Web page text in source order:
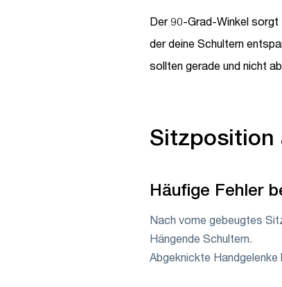
Der 90-Grad-Winkel sorgt
der deine Schultern
sollten gerade und nicht
Sitzposition
Häufige Fehler
Nach vorne gebeugtes
Hängende Schultern.
Abgeknickte